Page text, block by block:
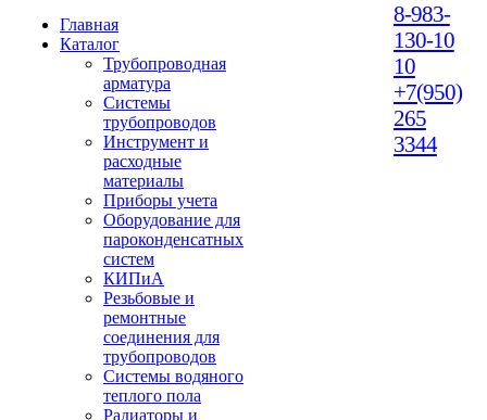
Главная
Каталог
Трубопроводная
арматура
Системы
трубопроводов
Инструмент и
расходные
материалы
Приборы учета
Оборудование для
пароконденсатных
систем
КИПиА
Резьбовые и
ремонтные
соединения для
трубопроводов
Системы водяного
теплого пола
Радиаторы и
8-983-
130-10
10
+7(950)
265
3344